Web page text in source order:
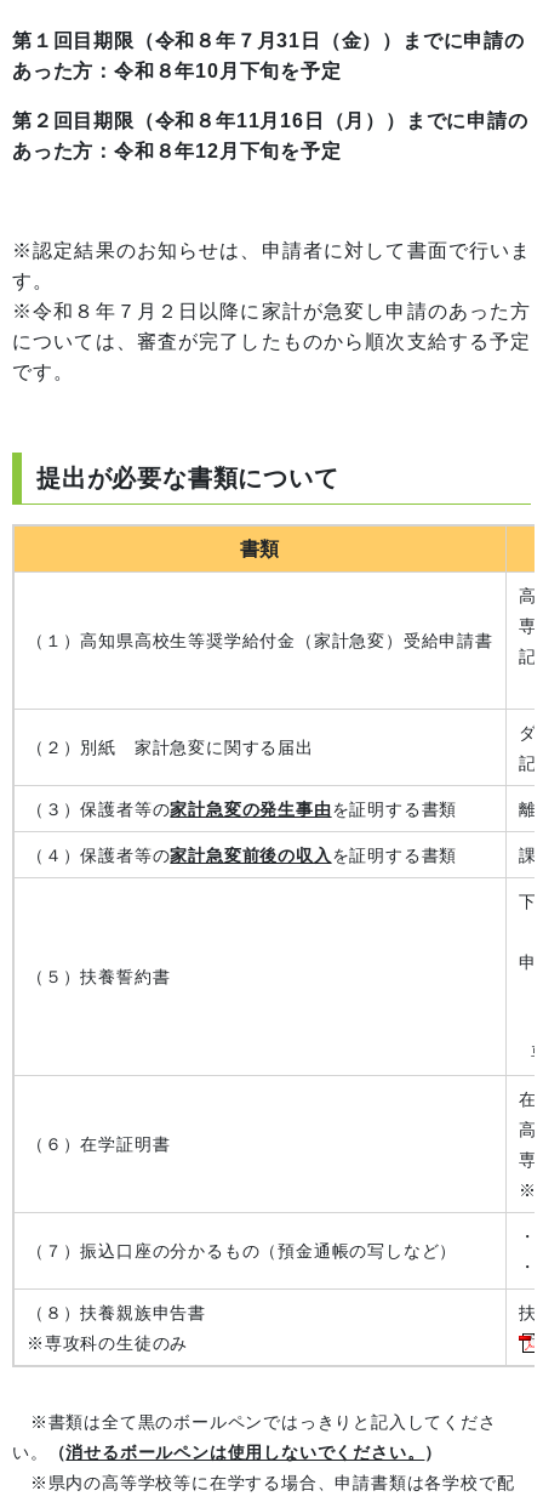
第１回目期限（令和８年７月31日（金））までに申請の
あった方：令和８年10月下旬を予定
第２回目期限（令和８年11月16日（月））までに申請の
あった方：令和８年12月下旬を予定
※認定結果のお知らせは、申請者に対して書面で行いま
す。
※令和８年７月２日以降に家計が急変し申請のあった方
については、審査が完了したものから順次支給する予定
です。
提出が必要な書類について
書類
（１）高知県高校生等奨学給付金（家計急変）受給申請書
高
専
記
（２）別紙 家計急変に関する届出
（３）保護者等の家計急変の発生事由を証明する書類 離
（４）保護者等の家計急変前後の収入 を証明する書類 課
（５）扶養誓約書
下
申
（６）在学証明書
在
高
専
※
（７）振込口座の分かるもの（預金通帳の写しなど）
（８）扶養親族申告書
※専攻科の生徒のみ
扶
※書類は全て黒のボールペンではっきりと記入してくださ
い。
（消せるボールペンは使用しないでください。
）
※県内の高等学校等に在学する場合、申請書類は各学校で配